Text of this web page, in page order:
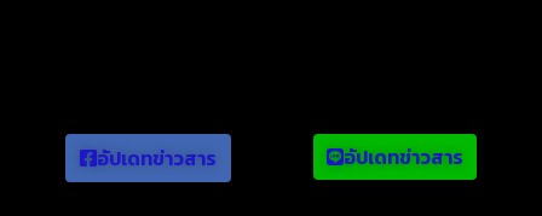
อัปเดทข่าวสาร อัปเดทข่าวสาร